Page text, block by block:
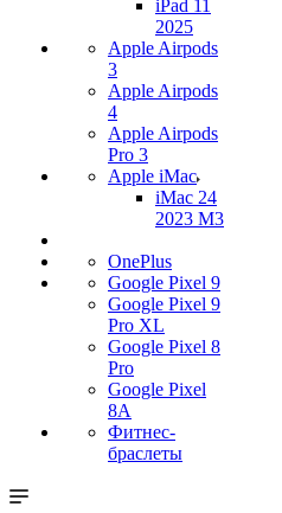
iPad 11
2025
Apple Airpods
3
Apple Airpods
4
Apple Airpods
Pro 3
Apple iMac
iMac 24
2023 M3
OnePlus
Google Pixel 9
Google Pixel 9
Pro XL
Google Pixel 8
Pro
Google Pixel
8A
Фитнес-
браслеты